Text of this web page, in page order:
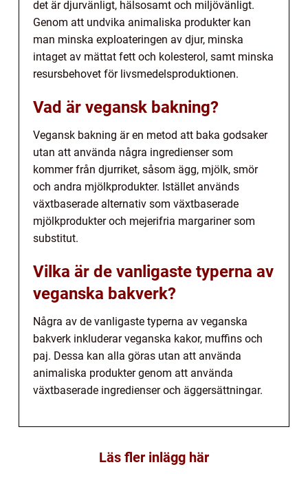
det är djurvänligt, hälsosamt och miljövänligt.
Genom att undvika animaliska produkter kan
man minska exploateringen av djur, minska
intaget av mättat fett och kolesterol, samt minska
resursbehovet för livsmedelsproduktionen.
Vad är vegansk bakning?
Vegansk bakning är en metod att baka godsaker
utan att använda några ingredienser som
kommer från djurriket, såsom ägg, mjölk, smör
och andra mjölkprodukter. Istället används
växtbaserade alternativ som växtbaserade
mjölkprodukter och mejerifria margariner som
substitut.
Vilka är de vanligaste typerna av
veganska bakverk?
Några av de vanligaste typerna av veganska
bakverk inkluderar veganska kakor, muffins och
paj. Dessa kan alla göras utan att använda
animaliska produkter genom att använda
växtbaserade ingredienser och äggersättningar.
Läs fler inlägg här